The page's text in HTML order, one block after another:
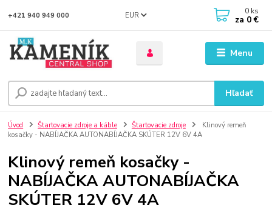
Menu
EUR
Hľadať
+421 940 949 000 0 ks
za 0 €
Úvod Štartovacie zdroje a káble Štartovacie zdroje
Klinový remeň
kosačky - NABÍJAČKA AUTONABÍJAČKA SKÚTER 12V 6V 4A
Klinový remeň kosačky -
NABÍJAČKA AUTONABÍJAČKA
SKÚTER 12V 6V 4A